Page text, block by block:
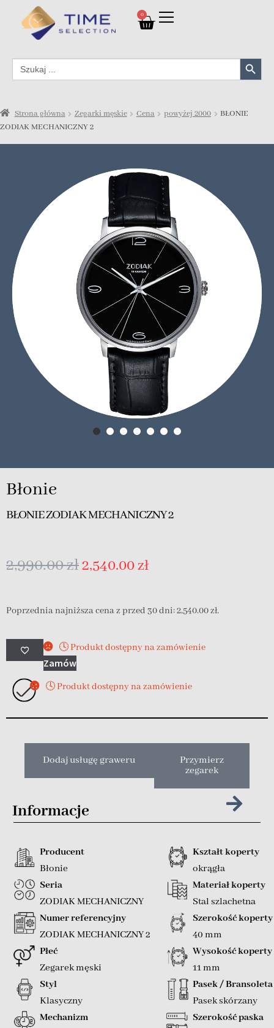
0
Search
for:
Search Button
Strona główna Zegarki męskie Cena powyżej 2000
BŁONIE
ZODIAK MECHANICZNY 2
Błonie
BŁONIE ZODIAK MECHANICZNY 2
2,990.00zł2,540.00zł
Poprzednia najniższa cena z przed 30 dni:2,540.00zł.
🕓 Produkt dostępny na zamówienie
Zamów
🕓 Produkt dostępny na zamówienie
Dodaj usługę graweru
Przymierz
zegarek
Informacje
Producent
Błonie
Seria
ZODIAK MECHANICZNY
Numer referencyjny
ZODIAK MECHANICZNY 2
Płeć
Zegarek męski
Styl
Klasyczny
Mechanizm
Kształt koperty
okrągła
Materiał koperty
Stal szlachetna
Szerokość koperty
40 mm
Wysokość koperty
11 mm
Pasek / Bransoleta
Pasek skórzany
Szerokość paska